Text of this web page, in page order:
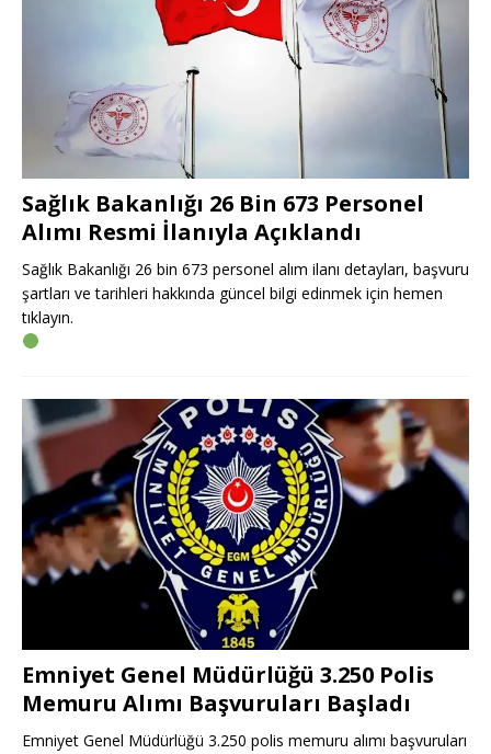
Sağlık Bakanlığı 26 Bin 673 Personel
Alımı Resmi İlanıyla Açıklandı
Sağlık Bakanlığı 26 bin 673 personel alım ilanı detayları, başvuru
şartları ve tarihleri hakkında güncel bilgi edinmek için hemen
tıklayın.
Emniyet Genel Müdürlüğü 3.250 Polis
Memuru Alımı Başvuruları Başladı
Emniyet Genel Müdürlüğü 3.250 polis memuru alımı başvuruları